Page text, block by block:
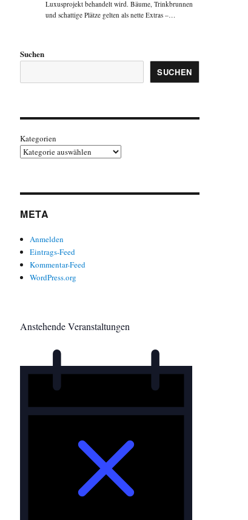
Luxusprojekt behandelt wird. Bäume, Trinkbrunnen
und schattige Plätze gelten als nette Extras –…
Suchen
SUCHEN
Kategorien
META
Anmelden
Eintrags-Feed
Kommentar-Feed
WordPress.org
Anstehende Veranstaltungen